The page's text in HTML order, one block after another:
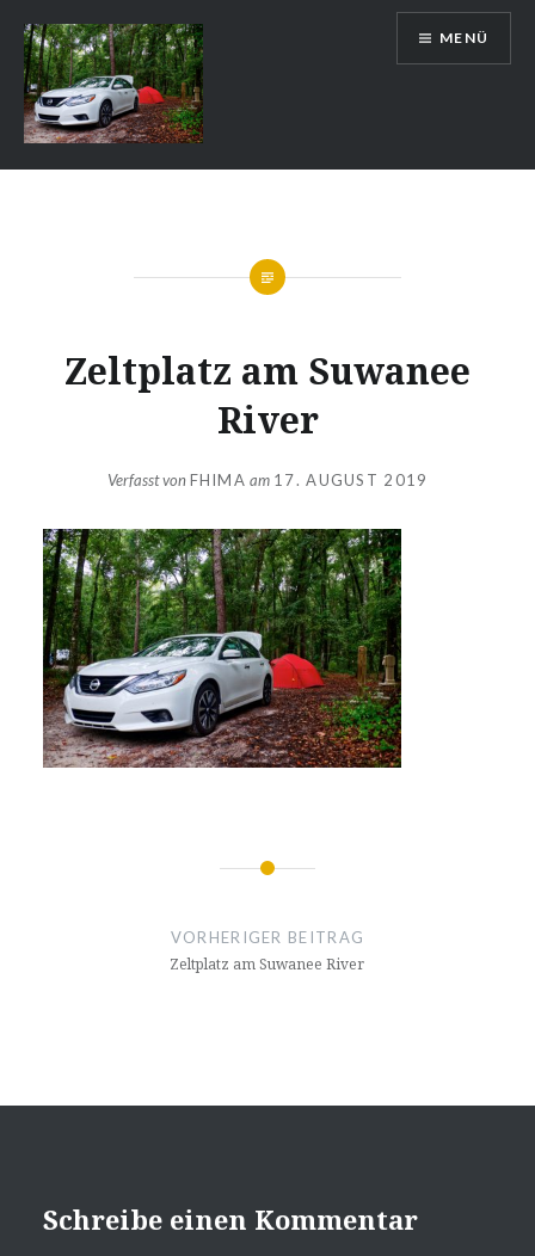
Inhalt
springen
Auslandsschuldienst
MENÜ
Zeltplatz am Suwanee
River
Verfasst vonFHIMA am 17. AUGUST 2019
Beitragsnavigation
VORHERIGER BEITRAG
Zeltplatz am Suwanee River
Schreibe einen Kommentar